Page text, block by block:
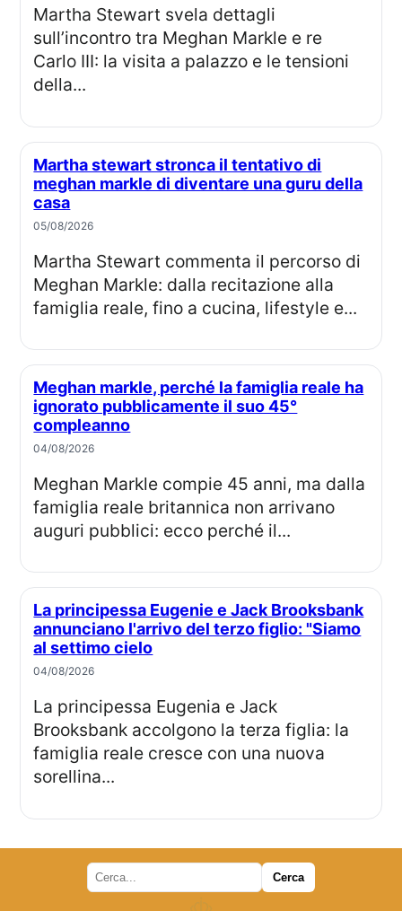
Martha Stewart svela dettagli
sull’incontro tra Meghan Markle e re
Carlo III: la visita a palazzo e le tensioni
della...
Martha stewart stronca il tentativo di
meghan markle di diventare una guru della
casa
05/08/2026
Martha Stewart commenta il percorso di
Meghan Markle: dalla recitazione alla
famiglia reale, fino a cucina, lifestyle e...
Meghan markle, perché la famiglia reale ha
ignorato pubblicamente il suo 45°
compleanno
04/08/2026
Meghan Markle compie 45 anni, ma dalla
famiglia reale britannica non arrivano
auguri pubblici: ecco perché il...
La principessa Eugenie e Jack Brooksbank
annunciano l'arrivo del terzo figlio: "Siamo
al settimo cielo
04/08/2026
La principessa Eugenia e Jack
Brooksbank accolgono la terza figlia: la
famiglia reale cresce con una nuova
sorellina...